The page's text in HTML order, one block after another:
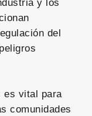
y los
del
es vital para
comunidades